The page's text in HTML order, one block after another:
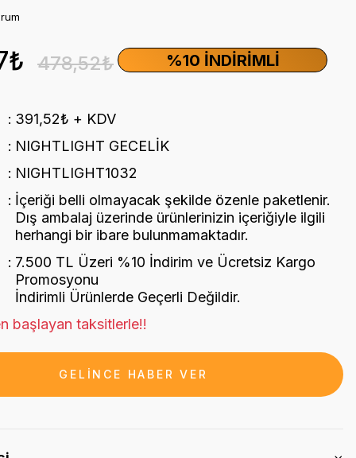
%10 İNDIRIMLI
478,52₺
391,52₺ + KDV
NIGHTLIGHT GECELİK
NIGHTLIGHT1032
İçeriği belli olmayacak şekilde özenle paketlenir.
Dış ambalaj üzerinde ürünlerinizin içeriğiyle ilgili
herhangi bir ibare bulunmamaktadır.
7.500 TL Üzeri %10 İndirim ve Ücretsiz Kargo
Promosyonu
İndirimli Ürünlerde Geçerli Değildir.
başlayan taksitlerle!!
GELİNCE HABER VER